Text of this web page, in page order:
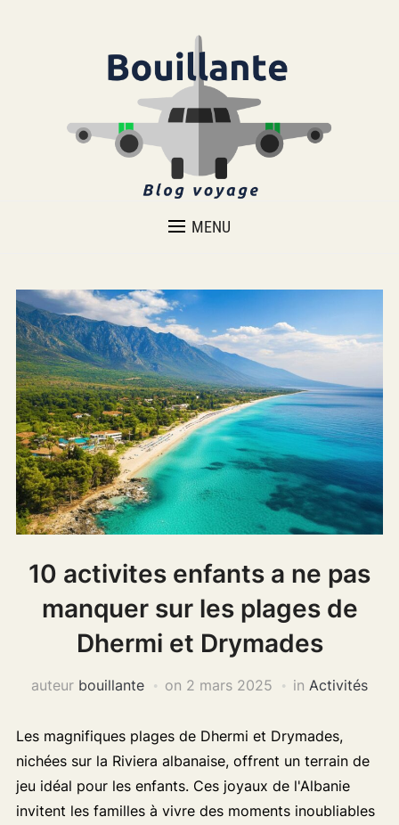
MENU
10 activites enfants a ne pas
manquer sur les plages de
Dhermi et Drymades
auteur bouillante on 2 mars 2025 in Activités
Les magnifiques plages de Dhermi et Drymades,
nichées sur la Riviera albanaise, offrent un terrain de
jeu idéal pour les enfants. Ces joyaux de l'Albanie
invitent les familles à vivre des moments inoubliables